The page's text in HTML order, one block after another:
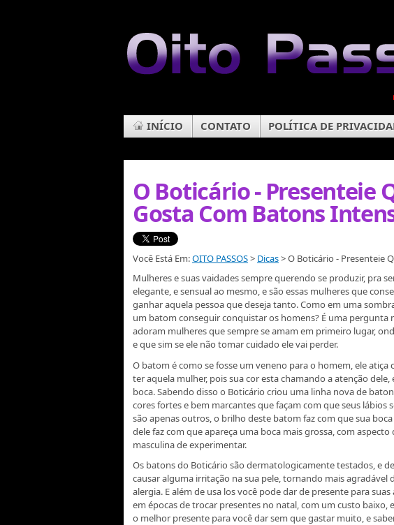
INÍCIO CONTATO POLÍTICA DE
O Boticário - Presenteie
Gosta Com Batons
Você Está Em:OITO PASSOS> Dicas> O Boticário - Presenteie
Mulheres e suas vaidades sempre querendo se produzir, pra
elegante, e sensual ao mesmo, e são essas mulheres que
ganhar aquela pessoa que deseja tanto. Como em uma
um batom conseguir conquistar os homens? É uma
adoram mulheres que sempre se amam em primeiro lugar,
e que sim se ele não tomar cuidado ele vai perder.
O batom é como se fosse um veneno para o homem, ele
ter aquela mulher, pois sua cor esta chamando a atenção
boca. Sabendo disso o Boticário criou uma linha nova de
cores fortes e bem marcantes que façam com que seus
são apenas outros, o brilho deste batom faz com que sua
dele faz com que apareça uma boca mais grossa, com
masculina de experimentar.
Os batons do Boticário são dermatologicamente testados, e
causar alguma irritação na sua pele, tornando mais agradável
alergia. E além de usa los você pode dar de presente para
em épocas de trocar presentes no natal, com um custo baixo,
o melhor presente para você dar sem que gastar muito, e